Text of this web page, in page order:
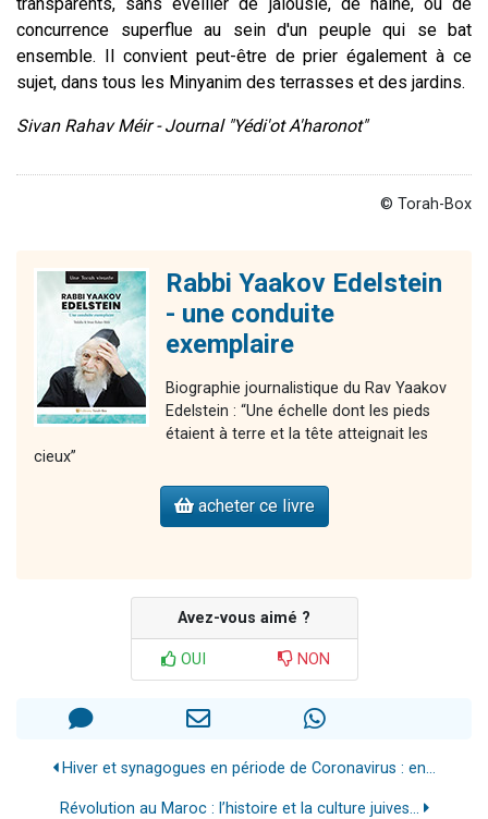
concurrence superflue au sein d'un peuple qui se bat
ensemble. Il convient peut-être de prier également à ce
sujet, dans tous les Minyanim des terrasses et des jardins.
Sivan Rahav Méir - Journal "Yédi'ot A'haronot"
© Torah-Box
Rabbi Yaakov Edelstein
- une conduite
exemplaire
Biographie journalistique du Rav Yaakov
Edelstein : “Une échelle dont les pieds
étaient à terre et la tête atteignait les
cieux”
acheter ce livre
Avez-vous aimé ?
OUI NON
Hiver et synagogues en période de Coronavirus : en...
Révolution au Maroc : l’histoire et la culture juives...